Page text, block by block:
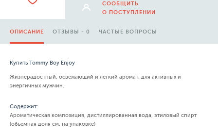
СООБЩИТЬ
О ПОСТУПЛЕНИИ
ОПИСАНИЕ ОТЗЫВЫ - 0 ЧАСТЫЕ ВОПРОСЫ
Купить Tommy Boy Enjoy
Жизнерадостный, освежающий и легкий аромат, для активных и
энергичных мужчин.
Содержит:
Ароматическая композиция, дистиллированная вода, этиловый спирт
(объемная доля см. на упаковке)